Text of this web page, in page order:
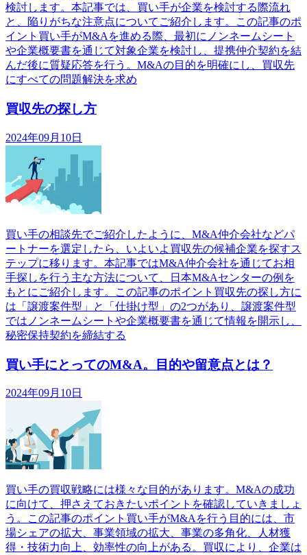
検討します。本記事では、買い手が企業を検討する際流れ
と、陥りがちな注意点についてご紹介します。この記事のポ
イント買い手がM&Aを進める際、最初にノンネームシート
や企業概要書を通じて対象企業を検討し、提携仲介契約を結
んだ後に質疑応答を行う。M&Aの目的を明確にし、買収先
にすべての問題解決を求め
買収先の探し方
2024年09月10日
買い手の相談先でご紹介したように、M&A仲介会社などパ
ートナーを選定したら、いよいよ買収先の候補企業を探すス
テップに移ります。本記事ではM&A仲介会社を通じてお相
手探しを行う主な方法について、日本M&Aセンターの例を
もとにご紹介します。この記事のポイント買収先の探し方に
は「譲渡案件型」と「仕掛け型」の2つがあり、譲渡案件型
ではノンネームシートや企業概要書を通じて情報を開示し、
秘密保持契約を締結する
買い手にとってのM&A。目的や留意点とは？
2024年09月10日
買い手の買収戦略には様々な目的があります。M&Aの成功
に向けて、押さえておきたいポイントを確認していきましょ
う。この記事のポイント買い手がM&Aを行う目的には、市
場シェアの拡大、事業領域の拡大、事業の多角化、人材獲
得・技術力向上、効率性の向上がある。買収により、企業は